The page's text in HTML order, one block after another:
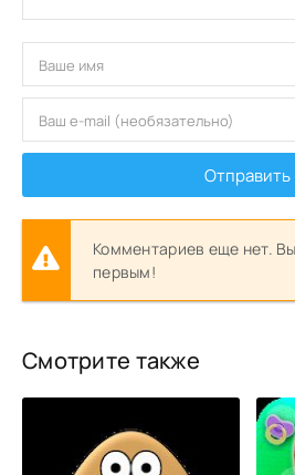
Отправить
Комментариев еще нет.
первым!
Смотрите также